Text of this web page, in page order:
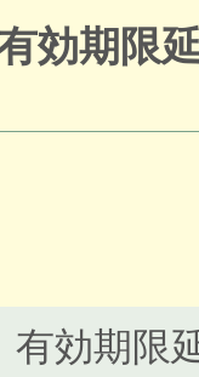
効期限
有効期限